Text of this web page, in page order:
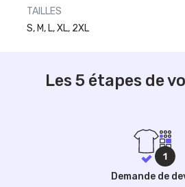
TAILLES
S, M, L, XL, 2XL
Les 5 étapes de
Demande de